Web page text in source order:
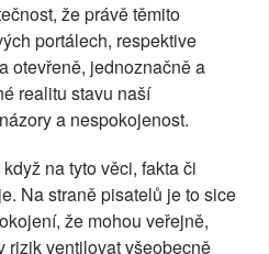
že právě těmito
portálech, respektive
otevřeně, jednoznačně a
realitu stavu naší
a nespokojenost.
na tyto věci, fakta či
Na straně pisatelů je to sice
že mohou veřejně,
rizik ventilovat všeobecně